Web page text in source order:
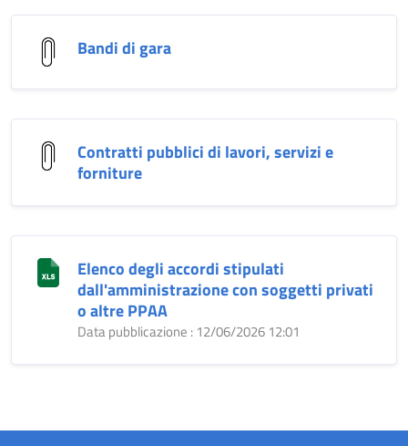
Bandi di gara
Contratti pubblici di lavori, servizi e
forniture
Elenco degli accordi stipulati
dall'amministrazione con soggetti privati
o altre PPAA
Data pubblicazione : 12/06/2026 12:01